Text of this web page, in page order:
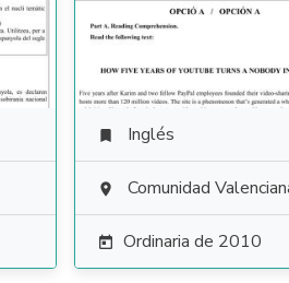
 Inglés
 Comunidad
 Ordinaria de 2010